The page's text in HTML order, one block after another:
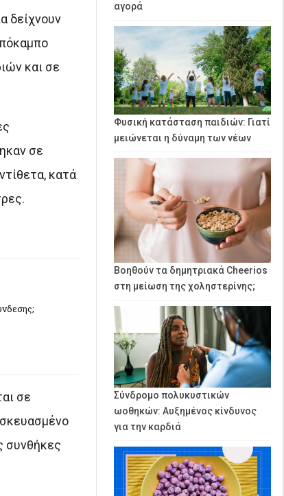
δείχνουν
και σε
σε
κατά
σε
συνθήκες
αγορά
Φυσική κατάσταση παιδιών: Γιατί
μειώνεται η δύναμη των νέων
Βοηθούν τα δημητριακά Cheerios
στη μείωση της χοληστερίνης;
Σύνδρομο πολυκυστικών
ωοθηκών: Αυξημένος κίνδυνος
για την καρδιά